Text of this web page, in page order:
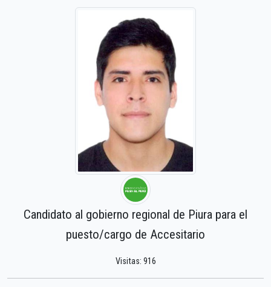
Candidato al gobierno regional de Piura para el
puesto/cargo de Accesitario
Visitas: 916